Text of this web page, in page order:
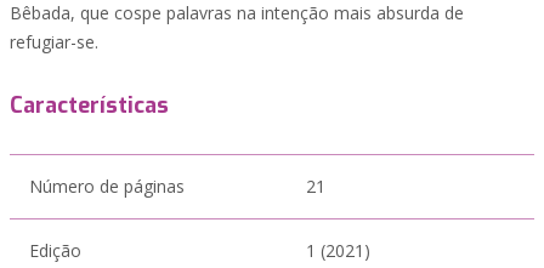
Bêbada, que cospe palavras na intenção mais absurda de
refugiar-se.
Características
Número de páginas 21
Edição 1 (2021)